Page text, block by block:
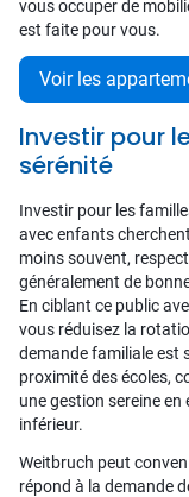
vous occuper de
est faite pour vous.
Voir les
Investir pour
sérénité
Investir pour les
avec enfants
moins souvent,
généralement de
En ciblant ce public
vous réduisez la
demande familiale est
proximité des écoles,
une gestion sereine
inférieur.
Weitbruch peut
répond à la demande